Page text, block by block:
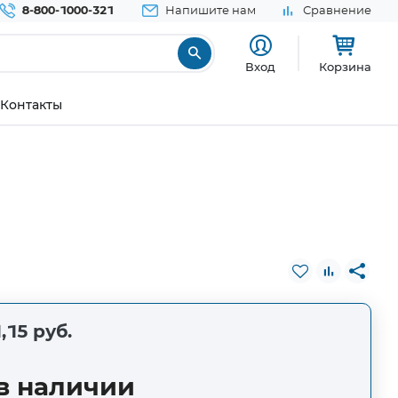
8-800-1000-321 Напишите нам Сравнение
Вход Корзина
Контакты
руб.
наличии